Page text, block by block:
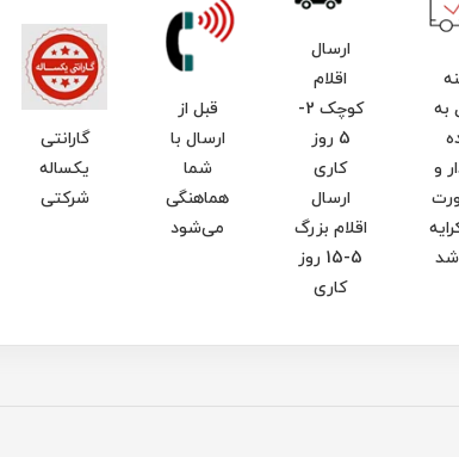
به
و
ارسال
اقلام
کوچک 2-
5 روز
کاری
ارسال
اقلام بزرگ
5-15 روز
کاری
قبل از
ارسال با
شما
هماهنگی
می‌شود
گارانتی
یکساله
شرکتی